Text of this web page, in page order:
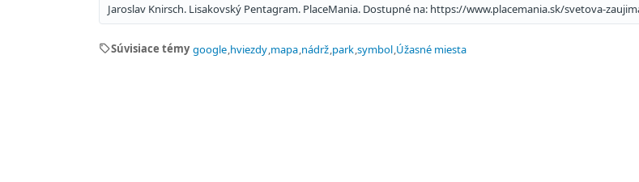
Jaroslav Knirsch. Lisakovský Pentagram. PlaceMania. Dostupné na: https://www.placemania.sk/svetova-
sellSúvisiace témy google hviezdy mapa nádrž park symbol Úžasné miesta